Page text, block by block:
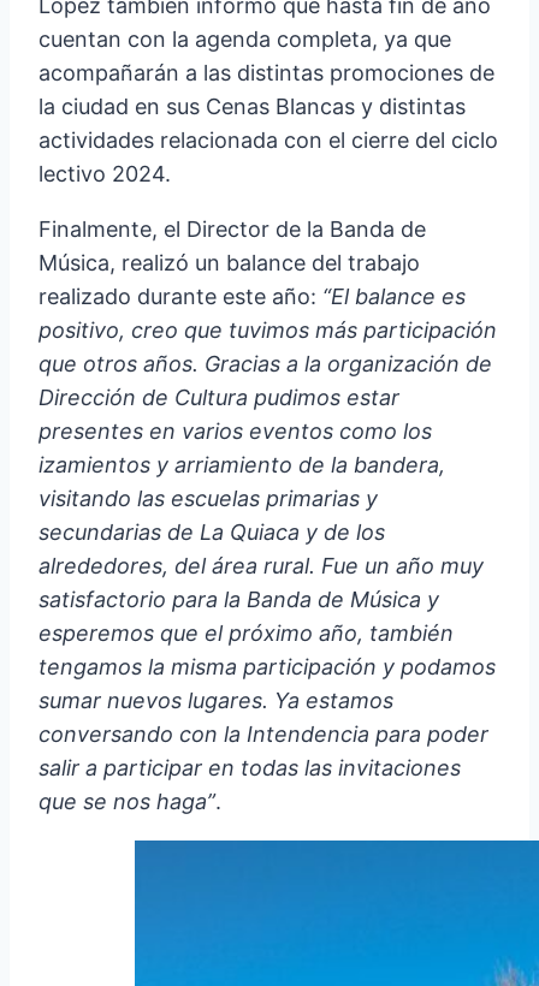
López también informó que hasta fin de año
cuentan con la agenda completa, ya que
acompañarán a las distintas promociones de
la ciudad en sus Cenas Blancas y distintas
actividades relacionada con el cierre del ciclo
lectivo 2024.
Finalmente, el Director de la Banda de
Música, realizó un balance del trabajo
realizado durante este año: “El balance es
positivo, creo que tuvimos más participación
que otros años. Gracias a la organización de
Dirección de Cultura pudimos estar
presentes en varios eventos como los
izamientos y arriamiento de la bandera,
visitando las escuelas primarias y
secundarias de La Quiaca y de los
alrededores, del área rural. Fue un año muy
satisfactorio para la Banda de Música y
esperemos que el próximo año, también
tengamos la misma participación y podamos
sumar nuevos lugares. Ya estamos
conversando con la Intendencia para poder
salir a participar en todas las invitaciones
que se nos haga”.